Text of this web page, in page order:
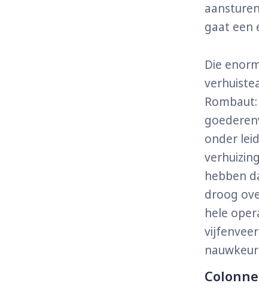
gaat een
Die
onder
hebben
droog
hele